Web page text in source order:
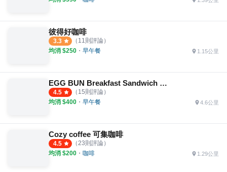
彼得好咖啡
3.3 （ 11則評論）
均消 $250 ・ 早午餐 1.15公里
EGG BUN Breakfast Sandwich & Espresso
4.5 （ 15則評論）
均消 $400 ・ 早午餐 4.6公里
Cozy coffee 可集咖啡
4.5 （23則評論）
均消 $200 ・ 咖啡 1.29公里